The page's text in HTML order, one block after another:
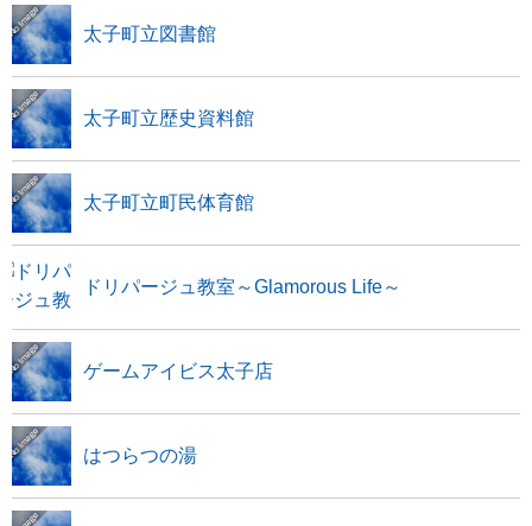
太子町立図書館
太子町立歴史資料館
太子町立町民体育館
ドリパージュ教室～Glamorous Life～
ゲームアイビス太子店
はつらつの湯